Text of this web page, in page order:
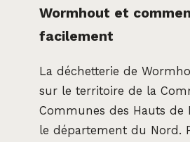
Wormhout et
facilement
La déchetterie de
sur le territoire de la
Communes des Hauts de
le département du Nord.